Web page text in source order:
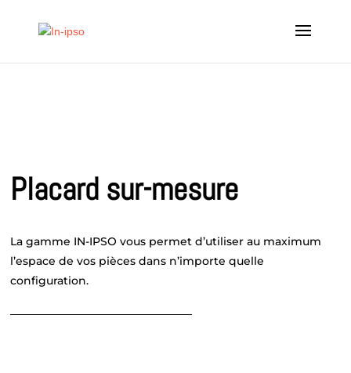
Placard sur-mesure
La gamme IN-IPSO vous permet d’utiliser au maximum
l’espace de vos pièces dans n’importe quelle
configuration.